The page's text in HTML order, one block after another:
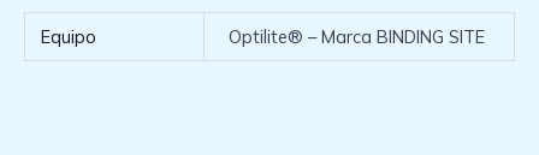
Equipo Optilite® – Marca BINDING SITE